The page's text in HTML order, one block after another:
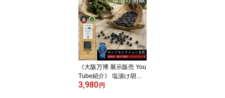
金賞 こしょう カンポッ
トペッパー 塩漬け胡椒
生胡椒 生コショウ 天日
海塩 無農薬 無化学肥料
無添加 オーガニック フ
ェアトレード スパイス
粒生 調味料 香辛料 コシ
ョウ
《大阪万博 展示販売 You
Tube紹介》 塩漬け胡椒
100g モンドセレクショ
3,980円